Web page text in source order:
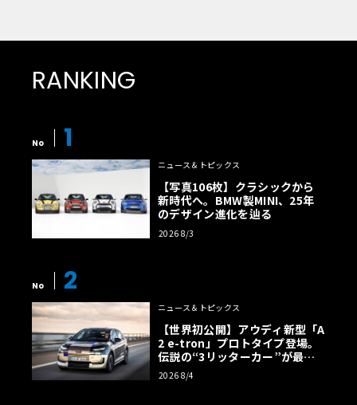
RANKING
No 1
ニュース＆トピックス
【写真106枚】クラシックから
新時代へ。BMW製MINI、25年
のデザイン進化を辿る
2026 8/3
No 2
ニュース＆トピックス
【世界初公開】アウディ新型「A
2 e-tron」プロトタイプ登場。
伝説の“3リッターカー”が最高
効率エントリーBEVとして復活
【画像38枚】
2026 8/4